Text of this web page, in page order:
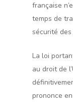
française
temps de
sécurité
La loi
au droit de
prononce